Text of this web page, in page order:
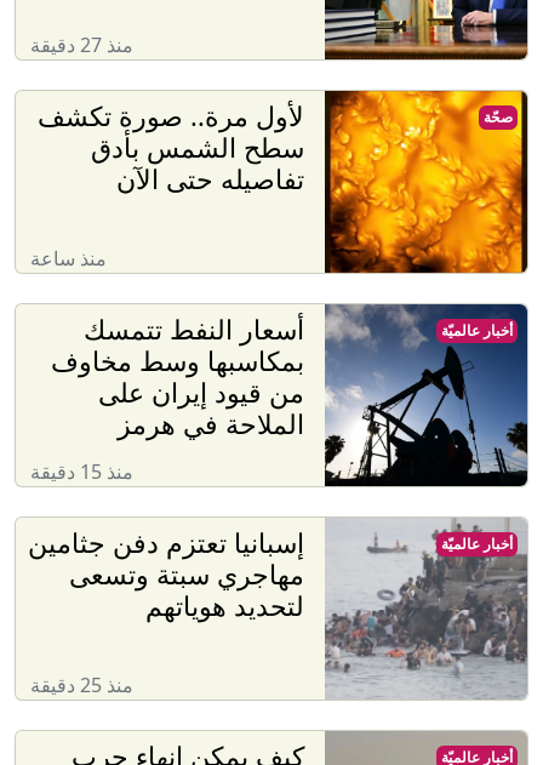
منذ 27 دقيقة
لأول مرة.. صورة تكشف
سطح الشمس بأدق
تفاصيله حتى الآن
منذ ساعة
صحّة
أسعار النفط تتمسك
بمكاسبها وسط مخاوف
من قيود إيران على
الملاحة في هرمز
منذ 15 دقيقة
أخبار عالميّة
إسبانيا تعتزم دفن جثامين
مهاجري سبتة وتسعى
لتحديد هوياتهم
منذ 25 دقيقة
أخبار عالميّة
كيف يمكن إنهاء حرب
أخبار عالميّة